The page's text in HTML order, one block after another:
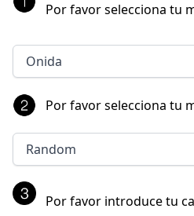
Por favor selecciona tu
Onida
Por favor selecciona tu
Random
Por favor introduce tu